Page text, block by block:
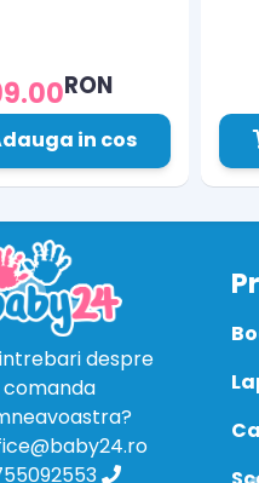
RON
in cos
despre
comanda